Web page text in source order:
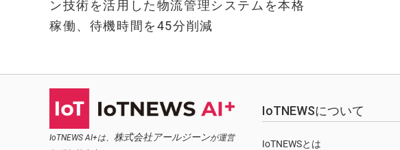
ン技術を活用した物流管理システムを本格
稼働、待機時間を45分削減
IoTNEWS AI+は、 株式会社アールジーンが運営
IoTNEWSについて
IoTNEWSとは